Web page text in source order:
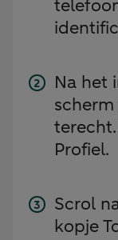
Na het
Profiel.
Scrol
kopje